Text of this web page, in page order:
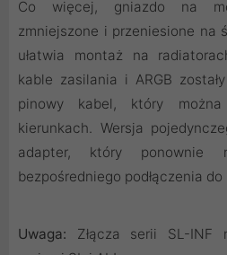
Co więcej, gniazdo na
zmniejszone i przeniesione na
ułatwia montaż na
kable zasilania i ARGB
pinowy kabel, który
kierunkach. Wersja
adapter, który ponownie
bezpośredniego podłączenia do
Uwaga: Złącza serii SL-INF